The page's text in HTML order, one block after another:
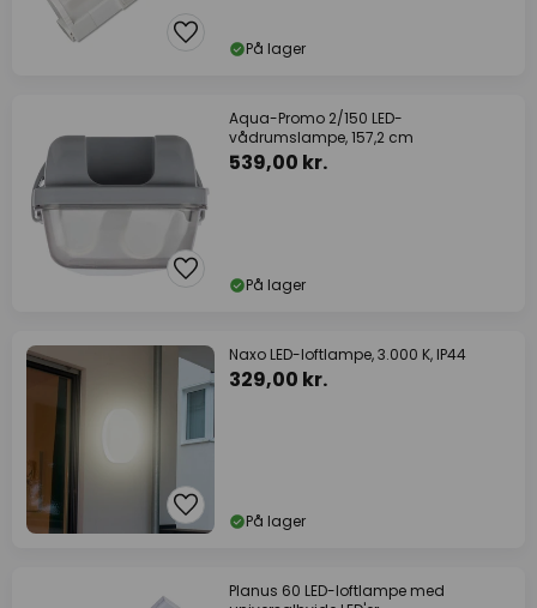
På lager
Aqua-Promo 2/150 LED-
vådrumslampe, 157,2 cm
539,00 kr.
På lager
Naxo LED-loftlampe, 3.000 K, IP44
329,00 kr.
På lager
Planus 60 LED-loftlampe med